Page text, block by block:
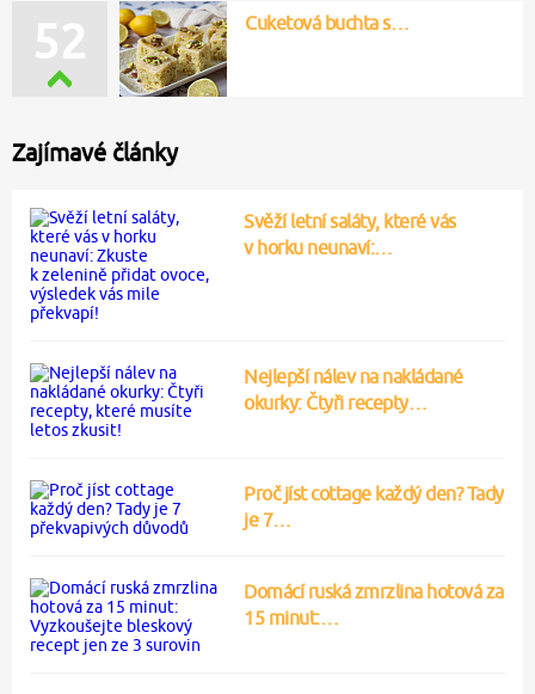
52 Cuketová buchta s…
Zajímavé články
Svěží letní saláty, které vás
v horku neunaví:…
Nejlepší nálev na nakládané
okurky: Čtyři recepty…
Proč jíst cottage každý den? Tady
je 7…
Domácí ruská zmrzlina hotová za
15 minut:…